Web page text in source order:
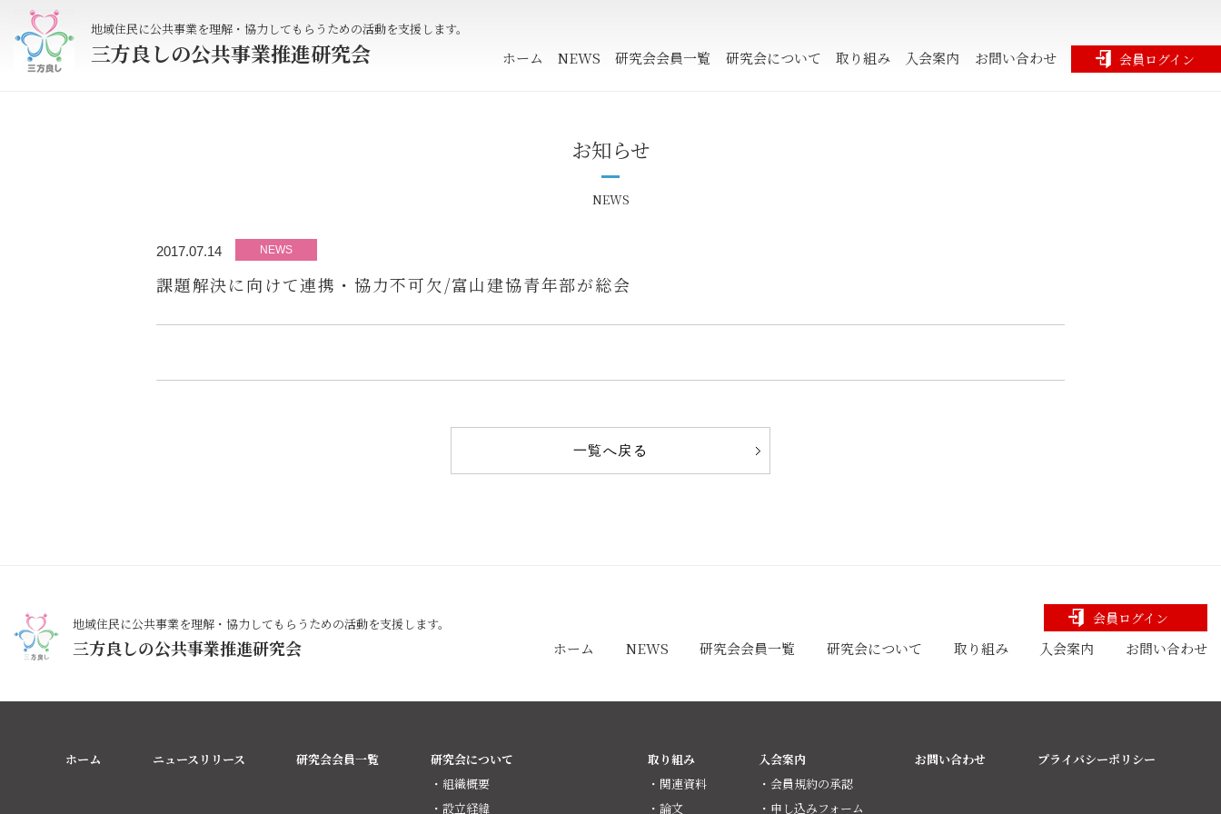
地域住民に公共事業を理解・協力してもらうための活動を支援します。
三方良しの公共事業推進研究会 ホーム NEWS 研究会会員一覧 研究会について 取り組み 入会案内 お問い合わせ 会員ログイン
お知らせ
NEWS
2017.07.14 NEWS
課題解決に向けて連携・協力不可欠/富山建協青年部が総会
一覧へ戻る
地域住民に公共事業を理解・協力してもらうための活動を支援します。
三方良しの公共事業推進研究会 ホーム NEWS 研究会会員一覧 研究会について 取り組み 入会案内 お問い合わせ
会員ログイン
ホーム ニュースリリース 研究会会員一覧
研究会について
・組織概要
・設立経緯
取り組み
・関連資料
・論文
入会案内
・会員規約の承認
・申し込みフォーム
お問い合わせ プライバシーポリシー